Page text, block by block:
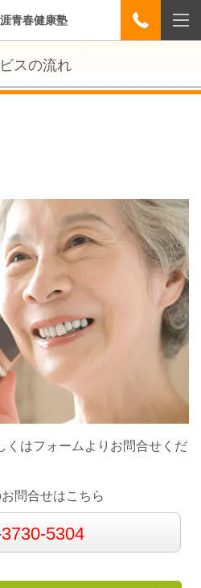
青春健康塾
スの流れ
くはフォームよりお問合せくだ
問合せはこちら
5304